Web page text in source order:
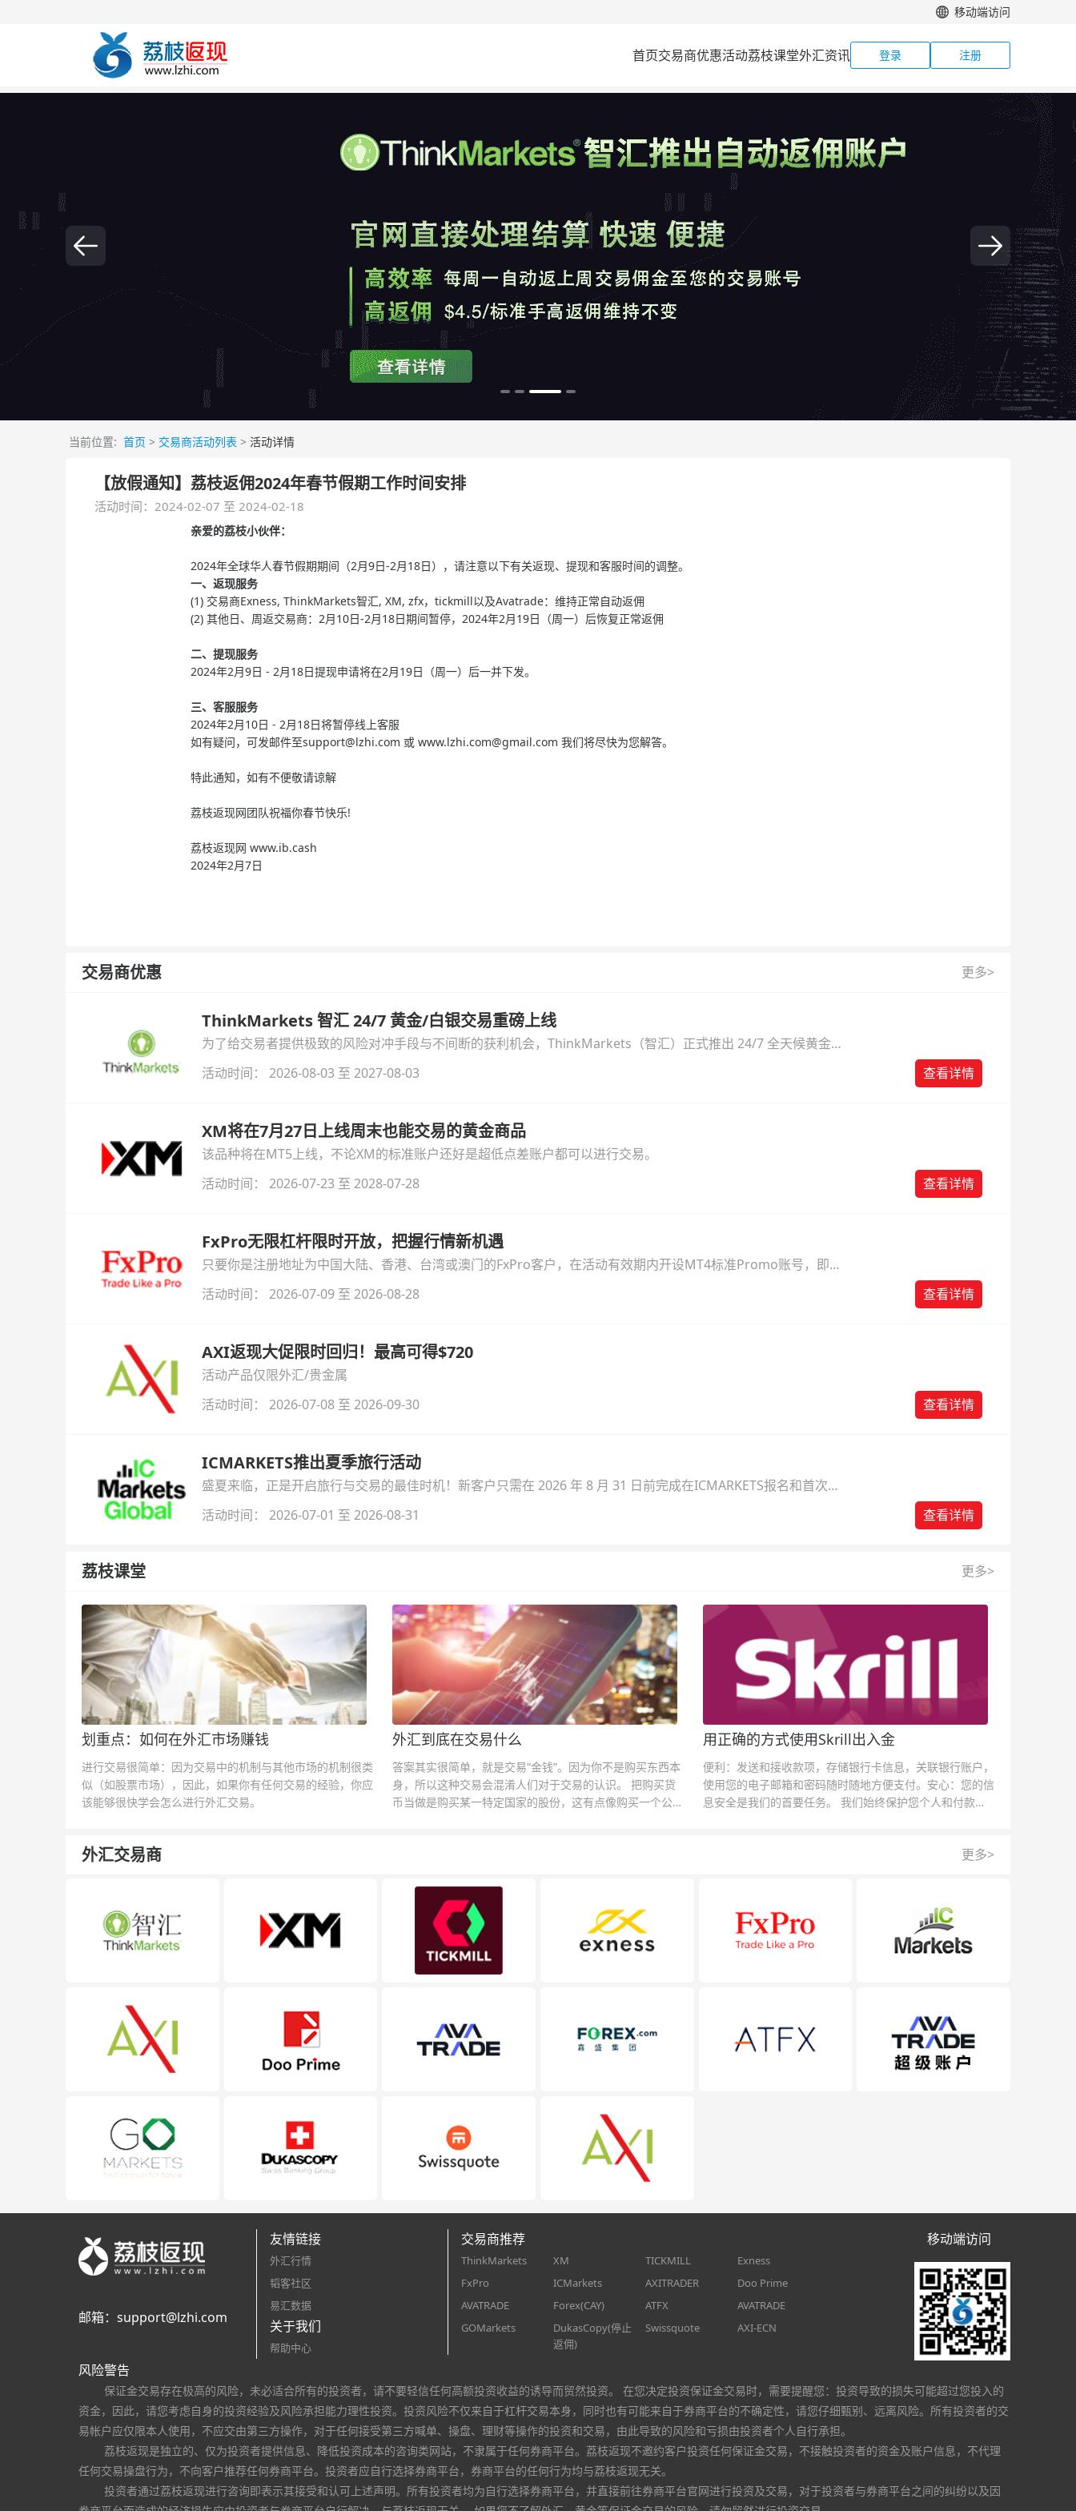
移动端访问
首页交易商优惠活动荔枝课堂外汇资讯 登录 注册
当前位置: 首页 > 交易商活动列表 > 活动详情
【放假通知】荔枝返佣2024年春节假期工作时间安排
活动时间：2024-02-07 至 2024-02-18
亲爱的荔枝小伙伴：
2024年全球华人春节假期期间（2月9日-2月18日），请注意以下有关返现、提现和客服时间的调整。
一、返现服务
(1) 交易商Exness, ThinkMarkets智汇, XM, zfx，tickmill以及Avatrade：维持正常自动返佣
(2) 其他日、周返交易商：2月10日-2月18日期间暂停，2024年2月19日（周一）后恢复正常返佣
二、提现服务
2024年2月9日 - 2月18日提现申请将在2月19日（周一）后一并下发。
三、客服服务
2024年2月10日 - 2月18日将暂停线上客服
如有疑问，可发邮件至support@lzhi.com 或 www.lzhi.com@gmail.com 我们将尽快为您解答。
特此通知，如有不便敬请谅解
荔枝返现网团队祝福你春节快乐!
荔枝返现网 www.ib.cash
2024年2月7日
交易商优惠 更多>
ThinkMarkets 智汇 24/7 黄金/白银交易重磅上线
为了给交易者提供极致的风险对冲手段与不间断的获利机会，ThinkMarkets（智汇）正式推出 24/7 全天候黄金
与白银交易！本文将为您详细拆解本次升级的核心交易品种、杠杆配置、支持软件及交易细则。
活动时间： 2026-08-03 至 2027-08-03 查看详情
XM将在7月27日上线周末也能交易的黄金商品
该品种将在MT5上线，不论XM的标准账户还好是超低点差账户都可以进行交易。
活动时间： 2026-07-23 至 2028-07-28
查看详情
FxPro无限杠杆限时开放，把握行情新机遇
只要你是注册地址为中国大陆、香港、台湾或澳门的FxPro客户，在活动有效期内开设MT4标准Promo账号，即可
自动解锁无限倍杠杆福利，无需额外复杂操作。
活动时间： 2026-07-09 至 2026-08-28 查看详情
AXI返现大促限时回归！最高可得$720
活动产品仅限外汇/贵金属
活动时间： 2026-07-08 至 2026-09-30
查看详情
ICMARKETS推出夏季旅行活动
盛夏来临，正是开启旅行与交易的最佳时机！新客户只需在 2026 年 8 月 31 日前完成在ICMARKETS报名和首次入
金即可参与！
活动时间： 2026-07-01 至 2026-08-31 查看详情
荔枝课堂 更多>
划重点：如何在外汇市场赚钱
进行交易很简单：因为交易中的机制与其他市场的机制很类
似（如股票市场），因此，如果你有任何交易的经验，你应
该能够很快学会怎么进行外汇交易。
外汇到底在交易什么
答案其实很简单，就是交易“金钱”。因为你不是购买东西本
身，所以这种交易会混淆人们对于交易的认识。 把购买货
币当做是购买某一特定国家的股份，这有点像购买一个公司
用正确的方式使用Skrill出入金
便利：发送和接收款项，存储银行卡信息，关联银行账户，
使用您的电子邮箱和密码随时随地方便支付。安心：您的信
息安全是我们的首要任务。 我们始终保护您个人和付款信
外汇交易商 更多>
邮箱： support@lzhi.com
友情链接
外汇行情
韬客社区
易汇数据
关于我们
帮助中心
交易商推荐
ThinkMarkets XM TICKMILL
Exness
FxPro
ICMarkets AXITRADER
Doo Prime
AVATRADE
Forex(CAY) ATFX
AVATRADE
GOMarkets
DukasCopy(停止
返佣)
Swissquote AXI-ECN
移动端访问
风险警告
保证金交易存在极高的风险，未必适合所有的投资者，请不要轻信任何高额投资收益的诱导而贸然投资。 在您决定投资保证金交易时，需要提醒您：投资导致的损失可能超过您投入的
资金，因此，请您考虑自身的投资经验及风险承担能力理性投资。投资风险不仅来自于杠杆交易本身，同时也有可能来自于券商平台的不确定性，请您仔细甄别、远离风险。所有投资者的交
易帐户应仅限本人使用，不应交由第三方操作，对于任何接受第三方喊单、操盘、理财等操作的投资和交易，由此导致的风险和亏损由投资者个人自行承担。
荔枝返现是独立的、仅为投资者提供信息、降低投资成本的咨询类网站，不隶属于任何券商平台。荔枝返现不邀约客户投资任何保证金交易，不接触投资者的资金及账户信息，不代理
任何交易操盘行为，不向客户推荐任何券商平台。投资者应自行选择券商平台，券商平台的任何行为均与荔枝返现无关。
投资者通过荔枝返现进行咨询即表示其接受和认可上述声明。所有投资者均为自行选择券商平台，并直接前往券商平台官网进行投资及交易，对于投资者与券商平台之间的纠纷以及因